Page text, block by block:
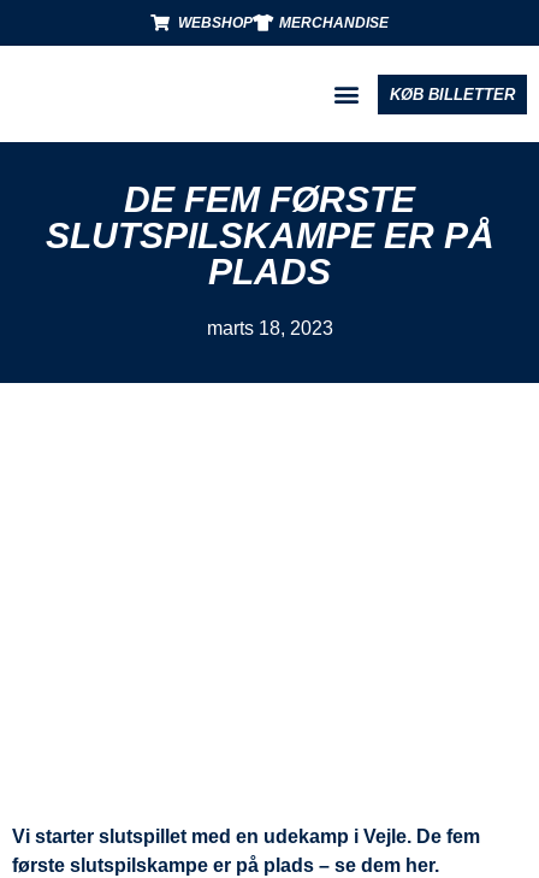
WEBSHOP MERCHANDISE
KØB BILLETTER
DE FEM FØRSTE
SLUTSPILSKAMPE ER PÅ
PLADS
marts 18, 2023
Vi starter slutspillet med en udekamp i Vejle. De fem
første slutspilskampe er på plads – se dem her.